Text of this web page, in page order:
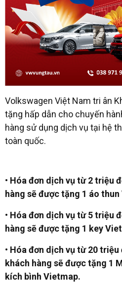
Volkswagen Việt Nam tri ân
tặng hấp dẫn cho chuyến
hàng sử dụng dịch vụ tại hệ
toàn quốc.
• Hóa đơn dịch vụ từ 2 triệu
hàng sẽ được tặng 1 áo thun
• Hóa đơn dịch vụ từ 5 triệu
hàng sẽ được tặng 1 key
• Hóa đơn dịch vụ từ 20
khách hàng sẽ được tặng 1
kích bình Vietmap.